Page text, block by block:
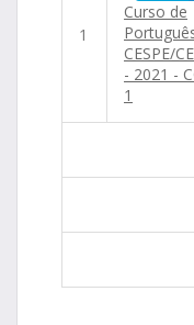
1
Curso de
CESPE/
- 2021 -
1